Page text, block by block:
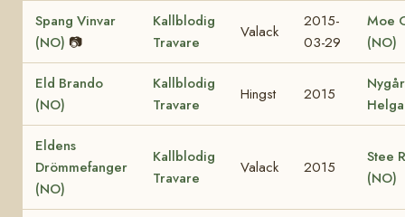
Spang Vinvar
(NO) 📷
Kallblodig
Travare
Valack
2015-
03-29
Moe
(NO)
Eld Brando
(NO)
Kallblodig
Travare
Hingst 2015
Eldens
Drömmefanger
(NO)
Kallblodig
Travare
Valack 2015
Stee
(NO)